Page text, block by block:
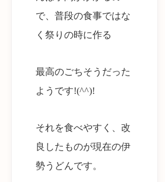
で、普段の食事ではな
く祭りの時に作る
最高のごちそうだった
ようです!(^^)!
それを食べやすく、改
良したものが現在の伊
勢うどんです。